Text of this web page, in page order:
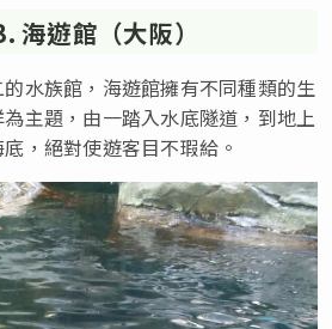
海遊館（大阪）
水族館，海遊館擁有不同種類的生
主題，由一踏入水底隧道，到地上
，絕對使遊客目不瑕給。